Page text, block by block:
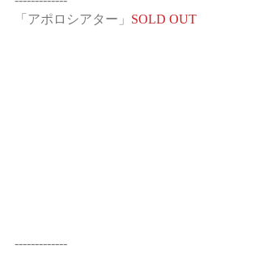
「アポロシアター」 SOLD OUT
-------------